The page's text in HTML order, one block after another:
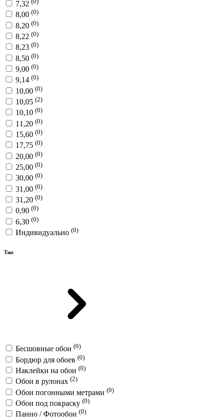
7,32
8,00 (0)
8,20 (0)
8,22 (0)
8,23 (0)
8,50 (0)
9,00 (0)
9,14 (0)
10,00 (0)
10,05 (2)
10,10 (0)
11,20 (0)
15,60 (0)
17,75 (0)
20,00 (0)
25,00 (0)
30,00 (0)
31,00 (0)
31,20 (0)
0,90 (0)
6,30 (0)
Индивидуально (0)
Тип
Бесшовные обои (0)
Бордюр для обоев (0)
Наклейки на обои (0)
Обои в рулонах (2)
Обои погонными метрами (0)
Обои под покраску (0)
Панно / Фотообои (0)